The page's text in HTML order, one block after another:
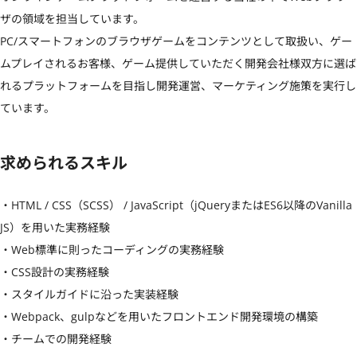
ザの領域を担当しています。
PC/スマートフォンのブラウザゲームをコンテンツとして取扱い、ゲー
ムプレイされるお客様、ゲーム提供していただく開発会社様双方に選ば
れるプラットフォームを目指し開発運営、マーケティング施策を実行し
ています。
求められるスキル
・HTML / CSS（SCSS） / JavaScript（jQueryまたはES6以降のVanilla
JS）を用いた実務経験
・Web標準に則ったコーディングの実務経験
・CSS設計の実務経験
・スタイルガイドに沿った実装経験
・Webpack、gulpなどを用いたフロントエンド開発環境の構築
・チームでの開発経験